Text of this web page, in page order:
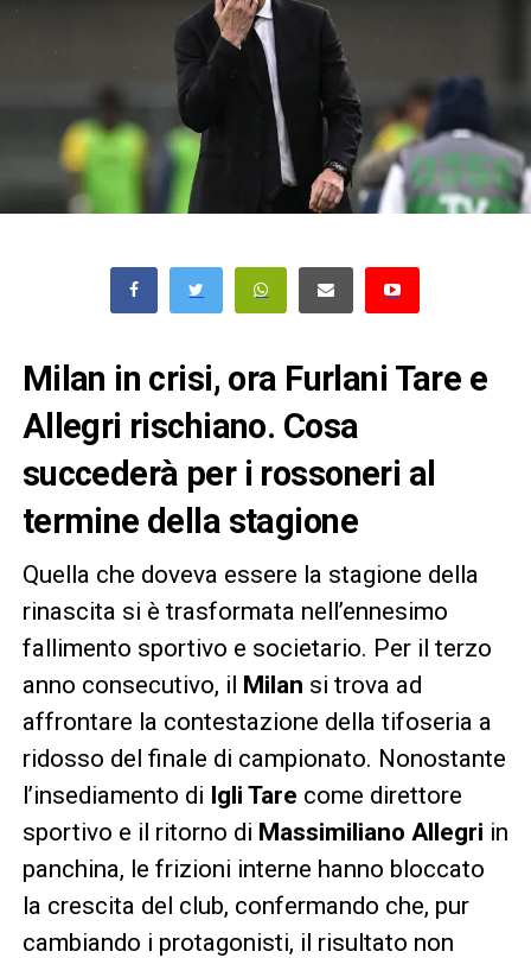
Milan in crisi, ora Furlani Tare e
Allegri rischiano. Cosa
succederà per i rossoneri al
termine della stagione
Quella che doveva essere la stagione della
rinascita si è trasformata nell’ennesimo
fallimento sportivo e societario. Per il terzo
anno consecutivo, il Milan si trova ad
affrontare la contestazione della tifoseria a
ridosso del finale di campionato. Nonostante
l’insediamento di Igli Tare come direttore
sportivo e il ritorno di Massimiliano Allegri in
panchina, le frizioni interne hanno bloccato
la crescita del club, confermando che, pur
cambiando i protagonisti, il risultato non